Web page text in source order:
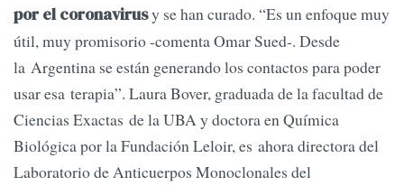
por el coronavirusy se han curado. “Es un enfoque muy
útil, muy promisorio -comenta Omar Sued-. Desde
la Argentina se están generando los contactos para poder
usar esa terapia”. Laura Bover, graduada de la facultad de
Ciencias Exactas de la UBA y doctora en Química
Biológica por la Fundación Leloir, es ahora directora del
Laboratorio de Anticuerpos Monoclonales del